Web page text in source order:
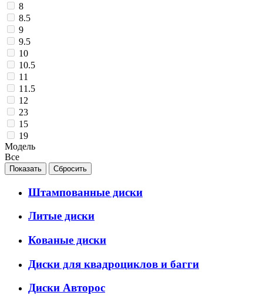
8
8.5
9
9.5
10
10.5
11
11.5
12
23
15
19
Модель
Все
Штампованные диски
Литые диски
Кованые диски
Диски для квадроциклов и багги
Диски Авторос